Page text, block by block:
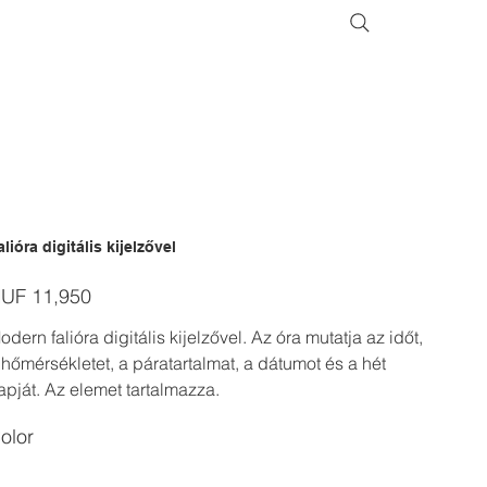
digitális kijelzővel
11,950
falióra digitális kijelzővel. Az óra mutatja az időt,
a páratartalmat, a dátumot és a hét
Az elemet tartalmazza.